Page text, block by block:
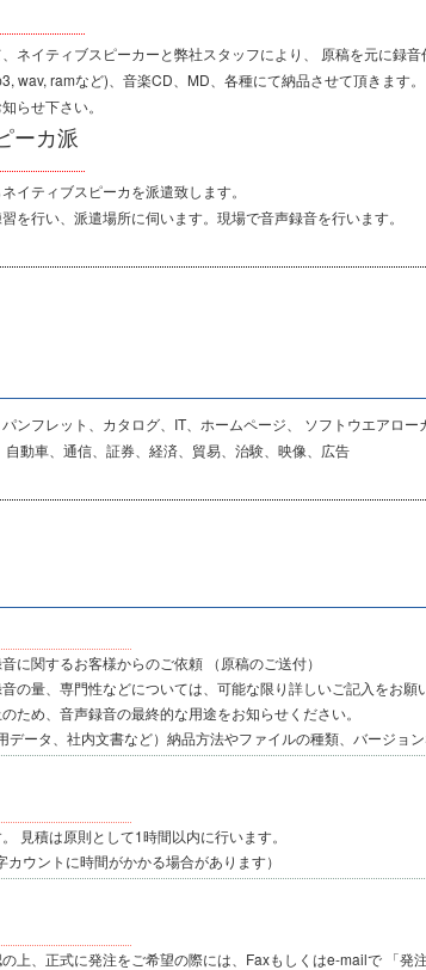
ネイティブスピーカーと弊社スタッフにより、 原稿を元に録音
wav, ramなど)、音楽CD、MD、各種にて納品させて頂きます。
らせ下さい。
ーカ派
イティブスピーカを派遣致します。
を行い、派遣場所に伺います。現場で音声録音を行います。
ンフレット、カタログ、IT、ホームページ、 ソフトウエアロ
動車、通信、証券、経済、貿易、治験、映像、広告
に関するお客様からのご依頼 （原稿のご送付）
の量、専門性などについては、可能な限り詳しいご記入をお願
ため、音声録音の最終的な用途をお知らせください。
データ、社内文書など）納品方法やファイルの種類、バージョン
見積は原則として1時間以内に行います。
カウントに時間がかかる場合があります）
上、正式に発注をご希望の際には、Faxもしくはe-mailで 「発